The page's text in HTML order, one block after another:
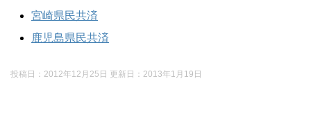
宮崎県民共済
鹿児島県民共済
投稿日：2012年12月25日 更新日： 2013年1月19日